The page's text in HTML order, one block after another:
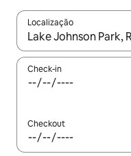
Localização
Quando os resultados
Check-in
Checkout